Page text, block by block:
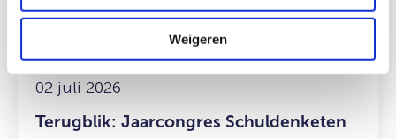
Weigeren
02 juli 2026
Terugblik: Jaarcongres Schuldenketen
Van
naar
impact